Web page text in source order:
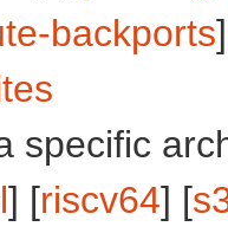
backports
specific
] [riscv64] [